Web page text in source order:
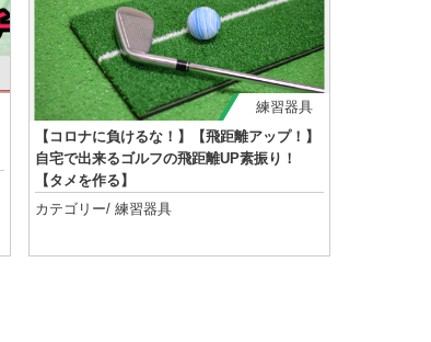
練習器具
【コロナに負けるな！】【飛距離アップ！】
自宅で出来るゴルフの飛距離UP素振り！
【タメを作る】
カテゴリー/ 練習器具